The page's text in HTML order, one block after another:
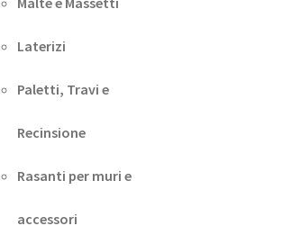
Laterizi
Paletti, Travi e
Recinsione
Rasanti per muri e
accessori